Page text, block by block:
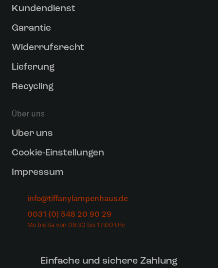
Kundendienst
Garantie
Widerrufsrecht
Lieferung
Recycling
Über uns
Uber uns
Cookie-Einstellungen
Impressum
info@tiffanylampenhaus.de
0031 (0) 548 20 90 29
Einfache und sichere Zahlung